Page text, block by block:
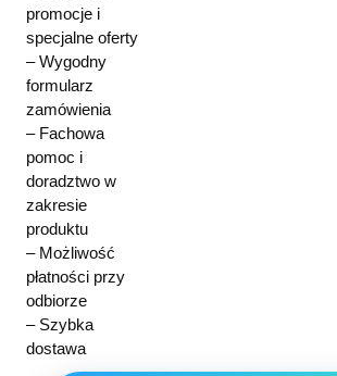
promocje i
specjalne oferty
– Wygodny
formularz
zamówienia
– Fachowa
pomoc i
doradztwo w
zakresie
produktu
– Możliwość
płatności przy
odbiorze
– Szybka
dostawa